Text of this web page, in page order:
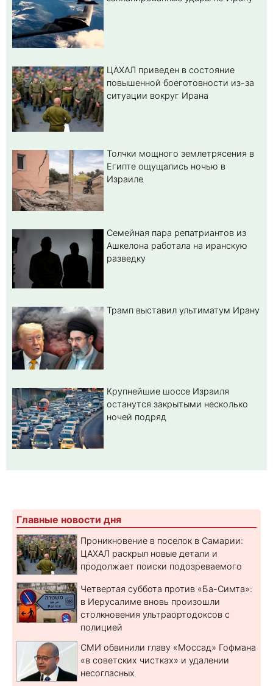
ЦАХАЛ приведен в состояние
повышенной боеготовности из-за
ситуации вокруг Ирана
Толчки мощного землетрясения в
Египте ощущались ночью в
Израиле
Семейная пара репатриантов из
Ашкелона работала на иранскую
разведку
Трамп выставил ультиматум Ирану
Крупнейшие шоссе Израиля
останутся закрытыми несколько
ночей подряд
Главные новости дня
Проникновение в поселок в Самарии:
ЦАХАЛ раскрыл новые детали и
продолжает поиски подозреваемого
Четвертая суббота против «Ба-Симта»:
в Иерусалиме вновь произошли
столкновения ультраортодоксов с
полицией
СМИ обвинили главу «Моссад» Гофмана
«в советских чистках» и удалении
несогласных